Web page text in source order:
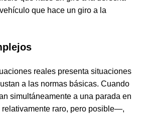
que hace un giro a la
reales presenta situaciones
a las normas básicas. Cuando
simultáneamente a una parada en
raro, pero posible—,